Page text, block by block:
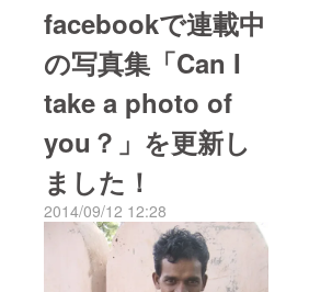
facebookで連載中
の写真集「Can I
take a photo of
you？」を更新し
ました！
2014/09/12 12:28